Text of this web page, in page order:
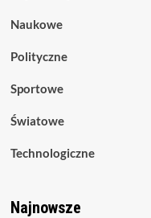
Naukowe
Polityczne
Sportowe
Światowe
Technologiczne
Najnowsze